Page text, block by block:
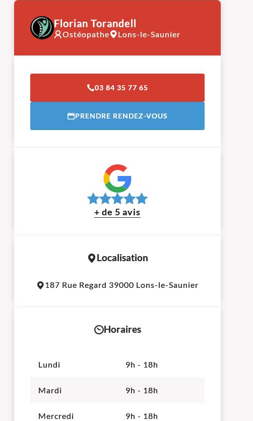
Florian Torandell
Ostéopathe Lons-le-Saunier
03 84 35 77 65
PRENDRE RENDEZ-VOUS
+ de 5 avis
Localisation
+
187 Rue Regard 39000 Lons-le-Saunier
Horaires
Lundi 9h - 18h
Mardi 9h - 18h
Mercredi 9h - 18h